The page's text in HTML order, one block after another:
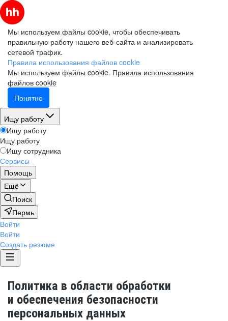
Мы используем файлы cookie, чтобы обеспечивать
правильную работу нашего веб-сайта и анализировать
сетевой трафик.
Правила использования файлов cookie
Мы используем файлы cookie. Правила использования
файлов cookie
Понятно
Ищу работу
Ищу работу
Ищу работу
Ищу сотрудника
Сервисы
Помощь
Ещё
Поиск
Пермь
Войти
Войти
Создать резюме
Политика в области обработки
и обеспечения безопасности
персональных данных